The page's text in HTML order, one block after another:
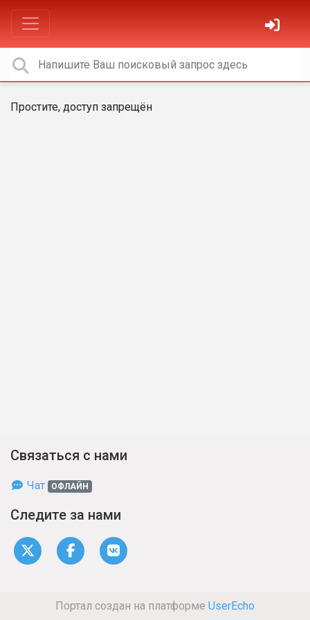
Простите, доступ запрещён
Связаться с нами
Чат ОФЛАЙН
Следите за нами
Портал создан на платформе UserEcho